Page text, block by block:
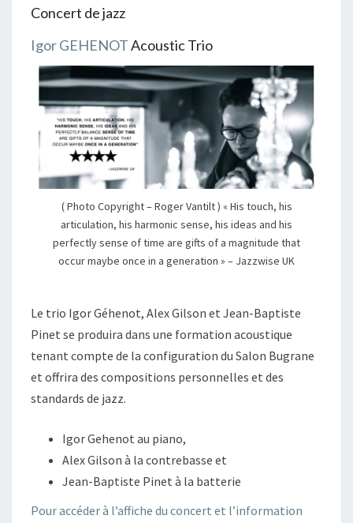
Concert de jazz
Igor GEHENOTAcoustic Trio
( Photo Copyright – Roger Vantilt ) « His touch, his
articulation, his harmonic sense, his ideas and his
perfectly sense of time are gifts of a magnitude that
occur maybe once in a generation » – Jazzwise UK
Le trio Igor Géhenot, Alex Gilson et Jean-Baptiste
Pinet se produira dans une formation acoustique
tenant compte de la configuration du Salon Bugrane
et offrira des compositions personnelles et des
standards de jazz.
Igor Gehenot au piano,
Alex Gilson à la contrebasse et
Jean-Baptiste Pinet à la batterie
Pour accéder à l’affiche du concert et l’information